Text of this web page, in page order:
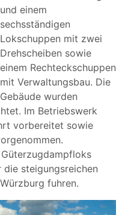
und einem
sechsständigen
Lokschuppen mit zwei
Drehscheiben sowie
einem Rechteckschuppen
mit Verwaltungsbau. Die
Gebäude wurden
Im Betriebswerk
vorbereitet sowie
steigungsreichen
fuhren.